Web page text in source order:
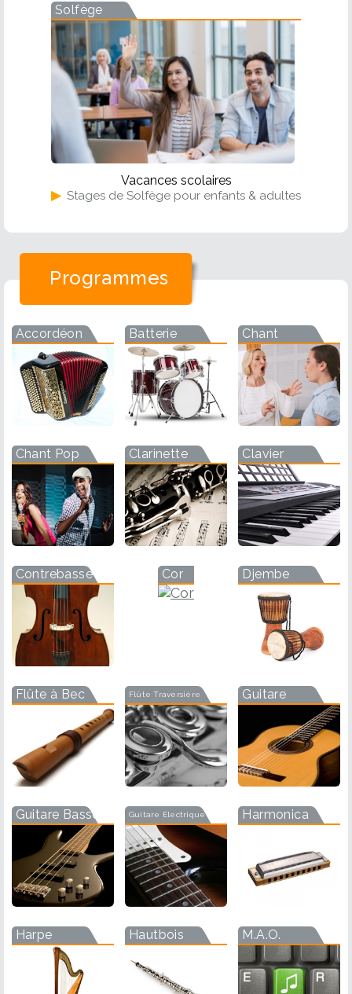
Solfège
Vacances scolaires
▶ Stages de Solfège pour enfants & adultes
Programmes
Accordéon Batterie Chant
Chant Pop Clarinette Clavier
Contrebasse Cor Djembe
Flûte à Bec Flûte Traversière Guitare
Guitare Basse Guitare Electrique Harmonica
Harpe Hautbois M.A.O.